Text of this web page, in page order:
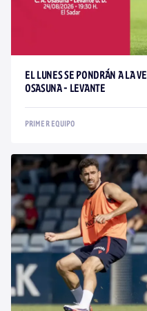
EL LUNES SE PONDRÁN A LA
OSASUNA - LEVANTE
PRIMER EQUIPO